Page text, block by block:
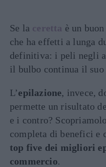
Se la ceretta è un
che ha effetti a lunga
definitiva: i peli negli
il bulbo continua il
L’epilazione, invece,
permette un risultato
e i contro?
completa di benefici e
top five dei migliori
commercio.